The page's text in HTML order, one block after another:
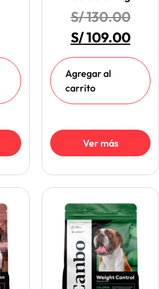
S/130.00
S/109.00
Agregar al
carrito
Ver más